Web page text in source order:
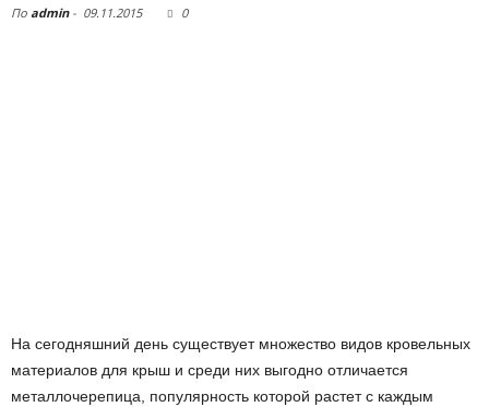
По admin- 09.11.2015 0
На сегодняшний день существует множество видов кровельных
материалов для крыш и среди них выгодно отличается
металлочерепица, популярность которой растет с каждым